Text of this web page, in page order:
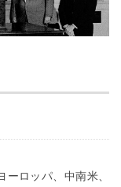
ロッパ、中南米、